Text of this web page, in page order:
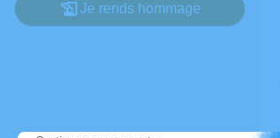
Je rends hommage